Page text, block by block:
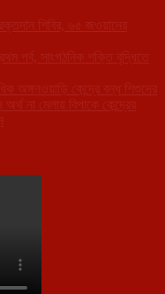
শিবির, ৬৫ জওয়ানের
পর্ব, সাংগঠনিক শক্তি বৃদ্ধিতে
অঙ্গনওয়াড়ি কেন্দ্রে বন্ধ শিশুদের
না মেলায় বিপাকে কেন্দ্রের